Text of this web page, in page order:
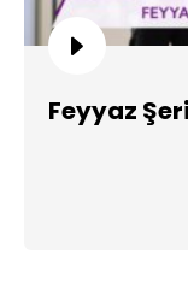
Feyyaz